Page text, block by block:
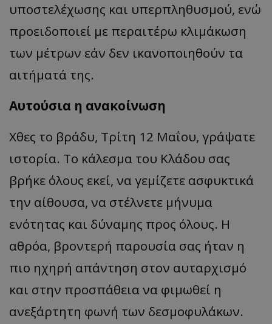
υποστελέχωσης και υπερπληθυσμού, ενώ
προειδοποιεί με περαιτέρω κλιμάκωση
των μέτρων εάν δεν ικανοποιηθούν τα
αιτήματά της.
Αυτούσια η ανακοίνωση
Χθες το βράδυ, Τρίτη 12 Μαΐου, γράψατε
ιστορία. Το κάλεσμα του Κλάδου σας
βρήκε όλους εκεί, να γεμίζετε ασφυκτικά
την αίθουσα, να στέλνετε μήνυμα
ενότητας και δύναμης προς όλους. Η
αθρόα, βροντερή παρουσία σας ήταν η
πιο ηχηρή απάντηση στον αυταρχισμό
και στην προσπάθεια να φιμωθεί η
ανεξάρτητη φωνή των δεσμοφυλάκων.